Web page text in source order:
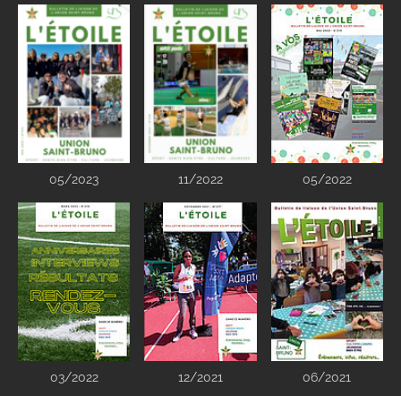
05/2023 11/2022 05/2022
03/2022 12/2021 06/2021